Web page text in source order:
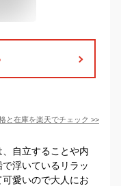
と在庫を楽天でチェック >>
自立することや内
浮いているリラッ
愛いので大人にお